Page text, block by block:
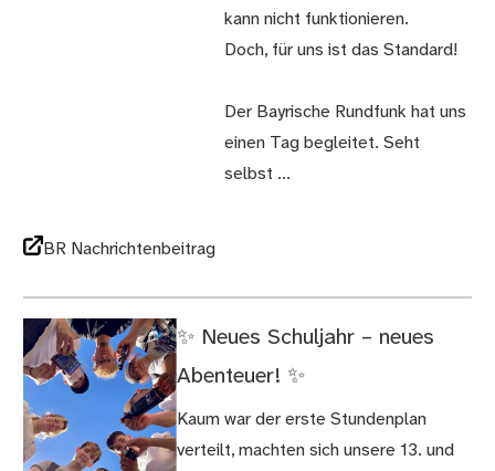
kann nicht funktionieren.
Doch, für uns ist das Standard!
Der Bayrische Rundfunk hat uns
einen Tag begleitet. Seht
selbst ...
BR Nachrichtenbeitrag
✨ Neues Schuljahr – neues
Abenteuer! ✨
Kaum war der erste Stundenplan
verteilt, machten sich unsere 13. und